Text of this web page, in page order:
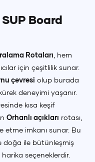
Board
Rotaları , hem
için çeşitlilik sunar.
çevresi olup burada
deneyimi yaşanır.
kısa keşif
Orhanlı açıkları rotası,
imkanı sunar. Bu
doğa ile bütünleşmiş
seçeneklerdir.